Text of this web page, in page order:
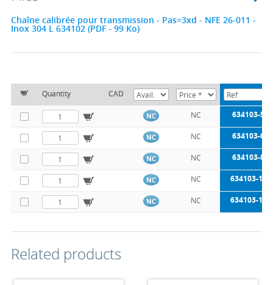
Chaîne calibrée pour transmission - Pas=3xd - NFE 26-011 -
Inox 304 L 634102 (PDF - 99 Ko)
Quantity CAD
NC NC 634103-5
NC NC 634103-6
NC NC 634103-8
NC NC 634103-10
NC NC 634103-16
Related products